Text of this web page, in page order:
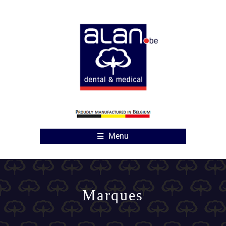
Menu
Marques